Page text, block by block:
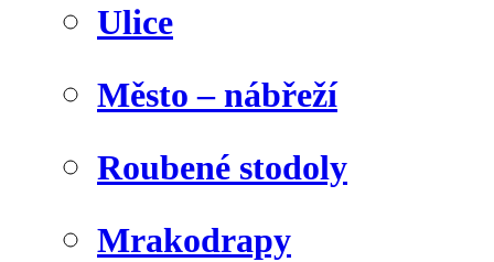
Ulice
Město – nábřeží
Roubené stodoly
Mrakodrapy